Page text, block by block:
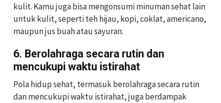
kulit. Kamu juga bisa mengonsumi minuman sehat lain
untuk kulit, seperti teh hijau, kopi, coklat, americano,
maupun jus buah atau sayuran.
6. Berolahraga secara rutin dan
mencukupi waktu istirahat
Pola hidup sehat, termasuk berolahraga secara rutin
dan mencukupi waktu istirahat, juga berdampak